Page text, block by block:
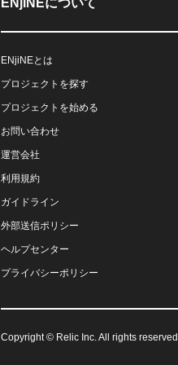
ENjiNEとは
プロジェクトを探す
プロジェクトを始める
お問い合わせ
運営会社
利用規約
ガイドライン
外部送信ポリシー
ヘルプセンター
プライバシーポリシー
Copyright © Relic Inc. All rights reserved.